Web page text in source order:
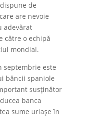
de
are nevoie
adevărat
către o echipă
mondial.
septembrie este
băncii spaniole
susţinător
banca
sume uriaşe în